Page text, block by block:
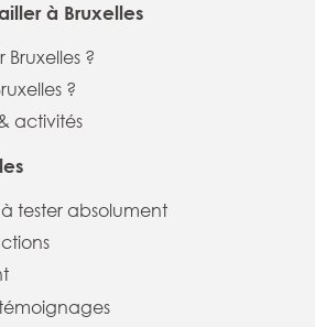
à Bruxelles
Bruxelles ?
?
activités
à tester absolument